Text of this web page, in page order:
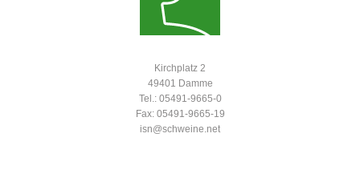
Kirchplatz 2
49401 Damme
Tel.: 05491-9665-0
Fax: 05491-9665-19
isn@schweine.net